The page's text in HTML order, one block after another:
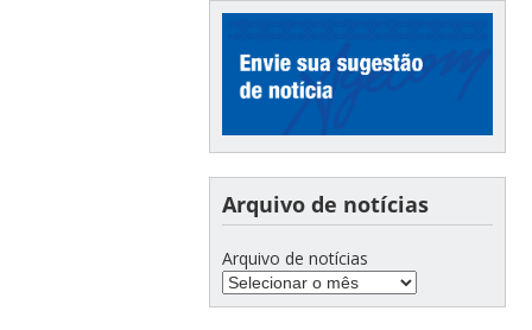
Arquivo de notícias
Arquivo de notícias